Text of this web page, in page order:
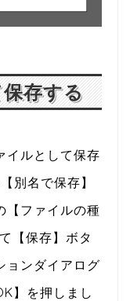
存する
イルとして保存
別名で保存】
【ファイルの種
【保存】ボタ
ョンダイアログ
】を押しまし